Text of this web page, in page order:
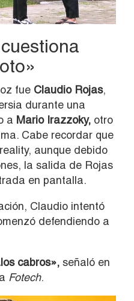
fue Claudio Rojas,
durante una
a Mario Irazzoky, otro
Cabe recordar que
aunque debido
la salida de Rojas
en pantalla.
Claudio intentó
defendiendo a
cabros», señaló en
Fotech.